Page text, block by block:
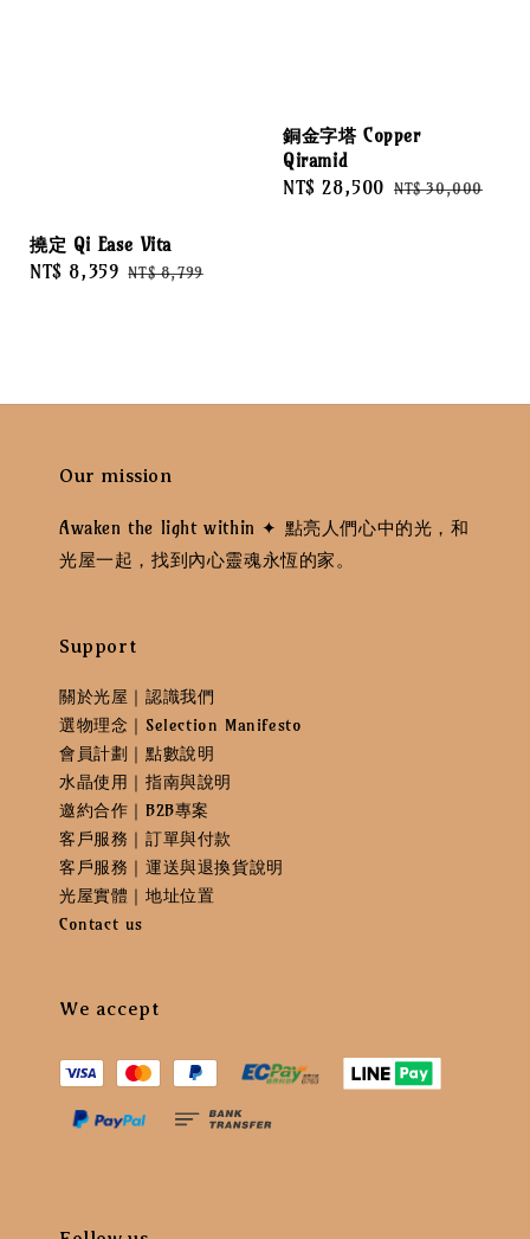
撓定 Qi Ease Vita
Sale
NT$ 8,359 Regular
NT$ 8,799
銅金字塔 Copper
Qiramid
Sale
NT$ 28,500 Regular
NT$ 30,000
Our mission
Awaken the light within ✦ 點亮人們心中的光，和
光屋一起，找到內心靈魂永恆的家。
Support
關於光屋｜認識我們
選物理念｜Selection Manifesto
會員計劃｜點數說明
水晶使用｜指南與說明
邀約合作｜B2B專案
客戶服務｜訂單與付款
客戶服務｜運送與退換貨說明
光屋實體｜地址位置
Contact us
We accept